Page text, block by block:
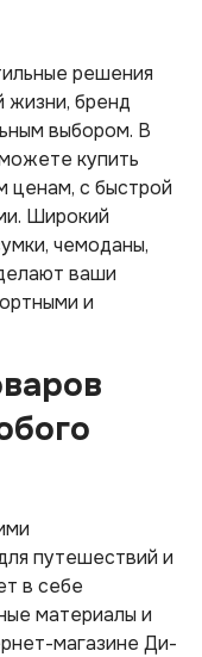
решения
жизни, бренд
выбором. В
купить
ценам, с быстрой
Широкий
чемоданы,
ваши
и
путешествий и
в себе
материалы и
магазине Ди-